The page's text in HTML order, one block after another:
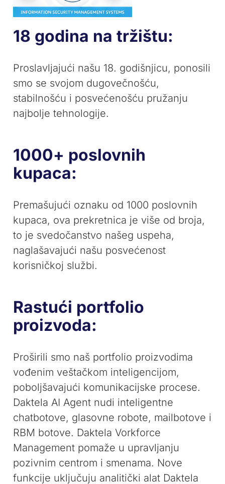
18 godina na tržištu:
Proslavljajući našu 18. godišnjicu, ponosili
smo se svojom dugovečnošću,
stabilnošću i posvećenošću pružanju
najbolje tehnologije.
1000+ poslovnih
kupaca:
Premašujući oznaku od 1000 poslovnih
kupaca, ova prekretnica je više od broja,
to je svedočanstvo našeg uspeha,
naglašavajući našu posvećenost
korisničkoj službi.
Rastući portfolio
proizvoda:
Proširili smo naš portfolio proizvodima
vođenim veštačkom inteligencijom,
poboljšavajući komunikacijske procese.
Daktela AI Agent nudi inteligentne
chatbotove, glasovne robote, mailbotove i
RBM botove. Daktela Vorkforce
Management pomaže u upravljanju
pozivnim centrom i smenama. Nove
funkcije uključuju analitički alat Daktela